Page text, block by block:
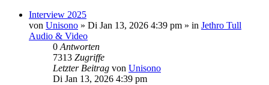
Interview 2025
von Unisono » Di Jan 13, 2026 4:39 pm » in Jethro Tull
Audio & Video
0 Antworten
7313 Zugriffe
Letzter Beitrag von Unisono
Di Jan 13, 2026 4:39 pm